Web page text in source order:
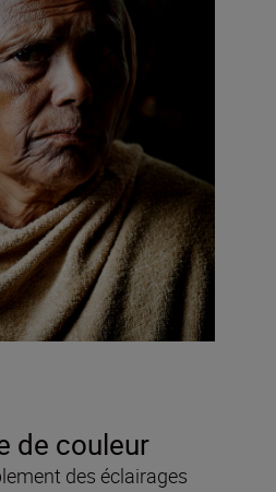
de couleur
des éclairages